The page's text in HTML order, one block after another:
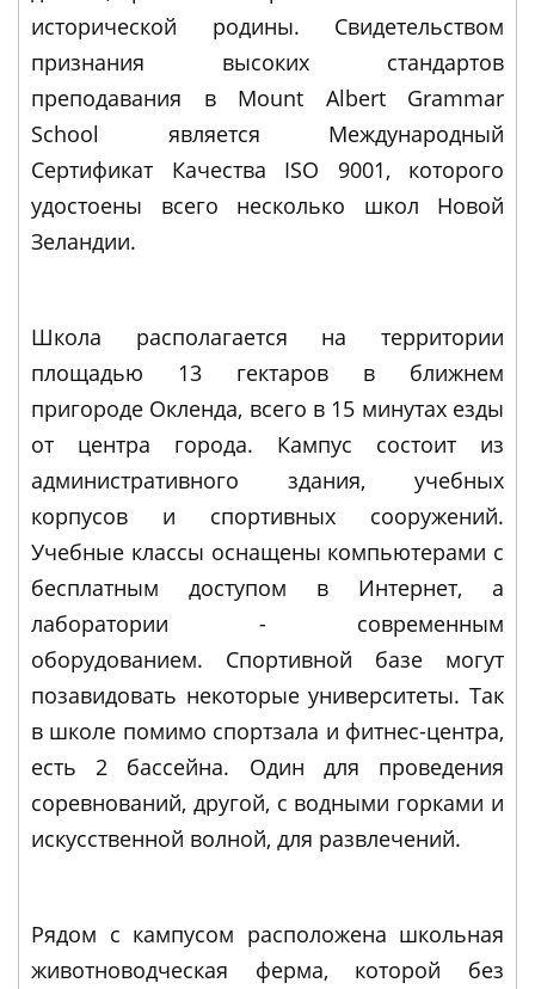
исторической родины. Свидетельством
признания высоких стандартов
преподавания в Mount Albert Grammar
School является Международный
Сертификат Качества ISO 9001, которого
удостоены всего несколько школ Новой
Зеландии.
Школа располагается на территории
площадью 13 гектаров в ближнем
пригороде Окленда, всего в 15 минутах езды
от центра города. Кампус состоит из
административного здания, учебных
корпусов и спортивных сооружений.
Учебные классы оснащены компьютерами с
бесплатным доступом в Интернет, а
лаборатории - современным
оборудованием. Спортивной базе могут
позавидовать некоторые университеты. Так
в школе помимо спортзала и фитнес-центра,
есть 2 бассейна. Один для проведения
соревнований, другой, с водными горками и
искусственной волной, для развлечений.
Рядом с кампусом расположена школьная
животноводческая ферма, которой без